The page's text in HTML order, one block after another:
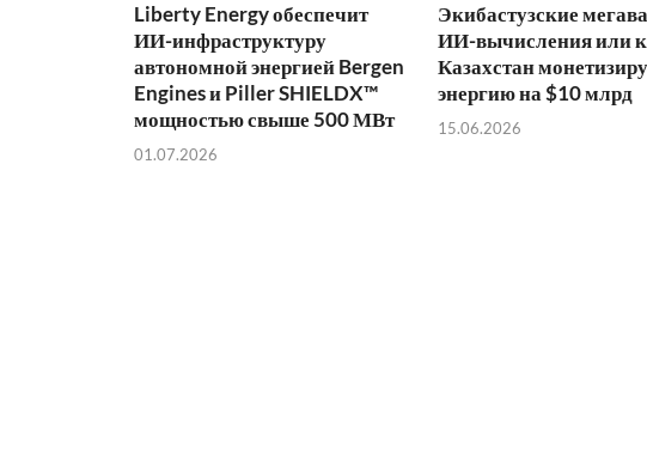
Liberty Energy обеспечит
ИИ-инфраструктуру
автономной энергией Bergen
Engines и Piller SHIELDX™
мощностью свыше 500 МВт
01.07.2026
Экибастузские
ИИ-вычисления или
Казахстан
энергию на $10 млрд
15.06.2026